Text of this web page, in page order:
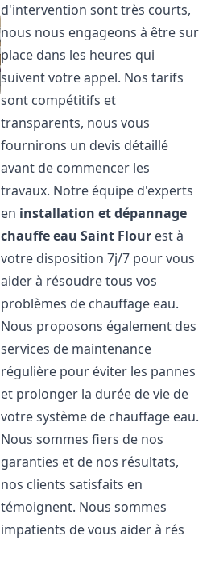
d'intervention sont très courts,
nous nous engageons à être sur
place dans les heures qui
suivent votre appel. Nos tarifs
sont compétitifs et
transparents, nous vous
fournirons un devis détaillé
avant de commencer les
travaux. Notre équipe d'experts
en installation et dépannage
chauffe eau Saint Flour est à
votre disposition 7j/7 pour vous
aider à résoudre tous vos
problèmes de chauffage eau.
Nous proposons également des
services de maintenance
régulière pour éviter les pannes
et prolonger la durée de vie de
votre système de chauffage eau.
Nous sommes fiers de nos
garanties et de nos résultats,
nos clients satisfaits en
témoignent. Nous sommes
impatients de vous aider à rés